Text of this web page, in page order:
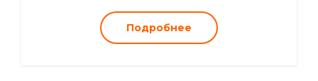
Подробнее